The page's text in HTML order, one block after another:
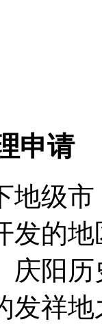
申请
地级
发的
庆阳
发祥